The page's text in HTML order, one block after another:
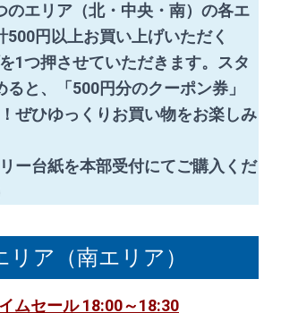
のエリア （北・中央・南）の各エ
500円以上お買い上げいただく
1つ押させていただきます。 スタ
ると、「500円分のクーポン券」
ぜひゆっくりお買い物をお楽しみ
ー台紙を本部受付にてご購入くだ
リア（南エリア）
ムセール 18:00～18:30